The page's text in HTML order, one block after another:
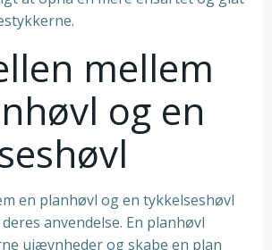
mellem
og en
en planhøvl og en tykkelseshøvl
anvendelse. En planhøvl
ujævnheder og skabe en plan